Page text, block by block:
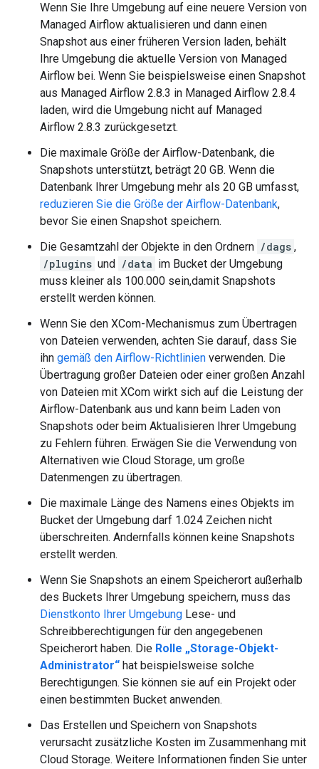
Wenn Sie Ihre Umgebung auf eine neuere Version von
Managed Airflow aktualisieren und dann einen
Snapshot aus einer früheren Version laden, behält
Ihre Umgebung die aktuelle Version von Managed
Airflow bei. Wenn Sie beispielsweise einen Snapshot
aus Managed Airflow 2.8.3 in Managed Airflow 2.8.4
laden, wird die Umgebung nicht auf Managed
Airflow 2.8.3 zurückgesetzt.
Die maximale Größe der Airflow-Datenbank, die
Snapshots unterstützt, beträgt 20 GB. Wenn die
Datenbank Ihrer Umgebung mehr als 20 GB umfasst,
reduzieren Sie die Größe der Airflow-Datenbank,
bevor Sie einen Snapshot speichern.
Die Gesamtzahl der Objekte in den Ordnern /dags ,
/plugins und /data im Bucket der Umgebung
muss kleiner als 100.000 sein,damit Snapshots
erstellt werden können.
Wenn Sie den XCom-Mechanismus zum Übertragen
von Dateien verwenden, achten Sie darauf, dass Sie
ihn gemäß den Airflow-Richtlinien verwenden. Die
Übertragung großer Dateien oder einer großen Anzahl
von Dateien mit XCom wirkt sich auf die Leistung der
Airflow-Datenbank aus und kann beim Laden von
Snapshots oder beim Aktualisieren Ihrer Umgebung
zu Fehlern führen. Erwägen Sie die Verwendung von
Alternativen wie Cloud Storage, um große
Datenmengen zu übertragen.
Die maximale Länge des Namens eines Objekts im
Bucket der Umgebung darf 1.024 Zeichen nicht
überschreiten. Andernfalls können keine Snapshots
erstellt werden.
Wenn Sie Snapshots an einem Speicherort außerhalb
des Buckets Ihrer Umgebung speichern, muss das
Dienstkonto Ihrer Umgebung Lese- und
Schreibberechtigungen für den angegebenen
Speicherort haben. Die Rolle „Storage-Objekt-
Administrator“ hat beispielsweise solche
Berechtigungen. Sie können sie auf ein Projekt oder
einen bestimmten Bucket anwenden.
Das Erstellen und Speichern von Snapshots
verursacht zusätzliche Kosten im Zusammenhang mit
Cloud Storage. Weitere Informationen finden Sie unter